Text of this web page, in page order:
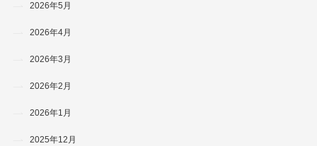
2026年5月
2026年4月
2026年3月
2026年2月
2026年1月
2025年12月